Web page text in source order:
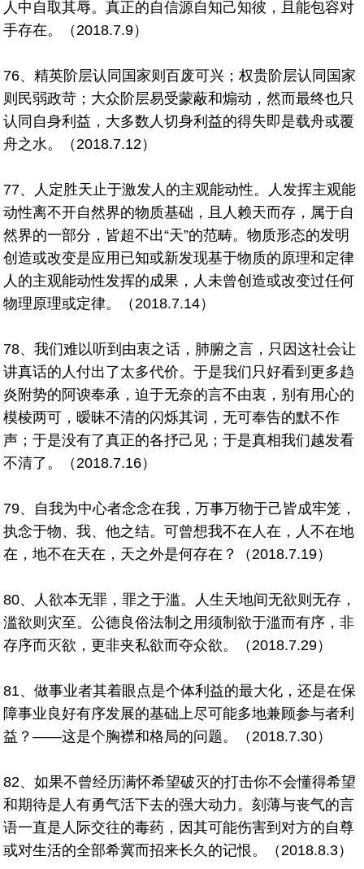
人中自取其辱。真正的自信源自知己知彼，且能包容对
手存在。（2018.7.9）
76、精英阶层认同国家则百废可兴；权贵阶层认同国家
则民弱政苛；大众阶层易受蒙蔽和煽动，然而最终也只
认同自身利益，大多数人切身利益的得失即是载舟或覆
舟之水。（2018.7.12）
77、人定胜天止于激发人的主观能动性。人发挥主观能
动性离不开自然界的物质基础，且人赖天而存，属于自
然界的一部分，皆超不出“天”的范畴。物质形态的发明
创造或改变是应用已知或新发现基于物质的原理和定律
人的主观能动性发挥的成果，人未曾创造或改变过任何
物理原理或定律。（2018.7.14）
78、我们难以听到由衷之话，肺腑之言，只因这社会让
讲真话的人付出了太多代价。于是我们只好看到更多趋
炎附势的阿谀奉承，迫于无奈的言不由衷，别有用心的
模棱两可，暧昧不清的闪烁其词，无可奉告的默不作
声；于是没有了真正的各抒己见；于是真相我们越发看
不清了。（2018.7.16）
79、自我为中心者念念在我，万事万物于己皆成牢笼，
执念于物、我、他之结。可曾想我不在人在，人不在地
在，地不在天在，天之外是何存在？（2018.7.19）
80、人欲本无罪，罪之于滥。人生天地间无欲则无存，
滥欲则灾至。公德良俗法制之用须制欲于滥而有序，非
存序而灭欲，更非夹私欲而夺众欲。（2018.7.29）
81、做事业者其着眼点是个体利益的最大化，还是在保
障事业良好有序发展的基础上尽可能多地兼顾参与者利
益？——这是个胸襟和格局的问题。（2018.7.30）
82、如果不曾经历满怀希望破灭的打击你不会懂得希望
和期待是人有勇气活下去的强大动力。刻薄与丧气的言
语一直是人际交往的毒药，因其可能伤害到对方的自尊
或对生活的全部希冀而招来长久的记恨。（2018.8.3）